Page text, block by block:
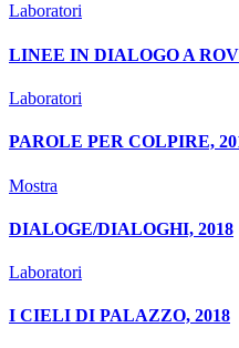
Laboratori
LINEE IN DIALOGO A
Laboratori
PAROLE PER COLPIRE,
Mostra
DIALOGE/DIALOGHI, 2018
Laboratori
I CIELI DI PALAZZO, 2018